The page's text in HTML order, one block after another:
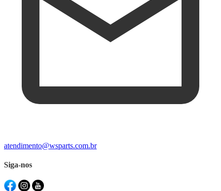
atendimento@wsparts.com.br
Siga-nos